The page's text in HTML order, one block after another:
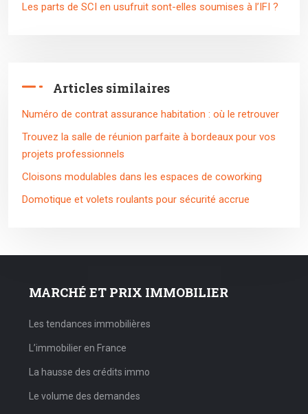
Les parts de SCI en usufruit sont-elles soumises à l’IFI ?
Articles similaires
Numéro de contrat assurance habitation : où le retrouver
Trouvez la salle de réunion parfaite à bordeaux pour vos
projets professionnels
Cloisons modulables dans les espaces de coworking
Domotique et volets roulants pour sécurité accrue
MARCHÉ ET PRIX IMMOBILIER
Les tendances immobilières
L’immobilier en France
La hausse des crédits immo
Le volume des demandes